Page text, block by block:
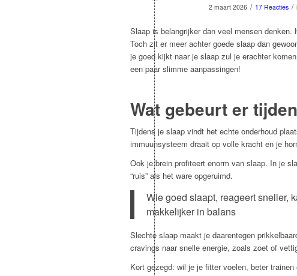
2 maart 2026 / 17 Reacties /
Slaap is belangrijker dan veel mensen
Toch zit er meer achter goede slaap dan
je goed kijkt naar je slaap zul je erachter
een paar slimme aanpassingen!
Wat gebeurt er
Tijdens je slaap vindt het echte onderhoud
immuunsysteem draait op volle kracht en je
Ook je brein profiteert enorm van slaap. In je
“ruis” als het ware opgeruimd.
Wie goed slaapt, reageert sneller,
makkelijker in balans
Slechte slaap maakt je daarentegen
cravings naar snelle energie, zoals zoet of
Kort gezegd: wil je je fitter voelen, beter